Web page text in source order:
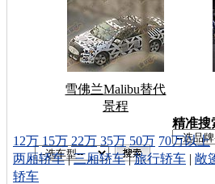
雪佛兰Malibu替代
景程
车型搜
精准搜
12万 15万 22万 35万 50万 70万以上
两厢轿车|三厢轿车|旅行轿车 | 敞
轿车